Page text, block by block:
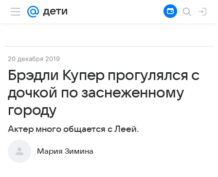
20 декабря 2019
Брэдли Купер прогулялся с
дочкой по заснеженному
городу
Актер много общается с Леей.
Мария Зимина